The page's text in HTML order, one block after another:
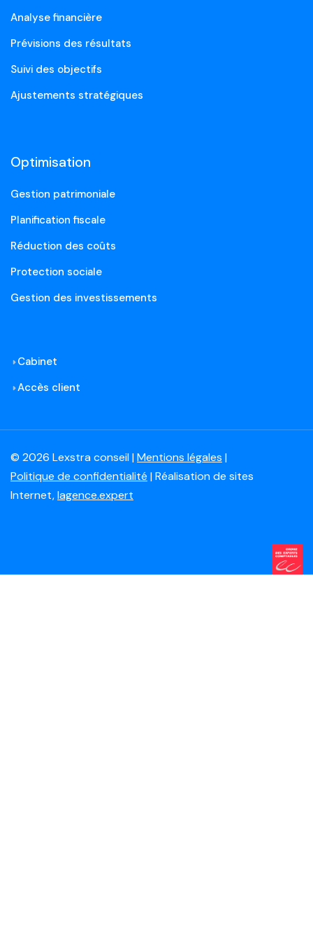
Analyse financière
Prévisions des résultats
Suivi des objectifs
Ajustements stratégiques
Optimisation
Gestion patrimoniale
Planification fiscale
Réduction des coûts
Protection sociale
Gestion des investissements
Cabinet
Accès client
© 2026 Lexstra conseil |Mentions légales |
Politique de confidentialité | Réalisation de sites
Internet,lagence.expert